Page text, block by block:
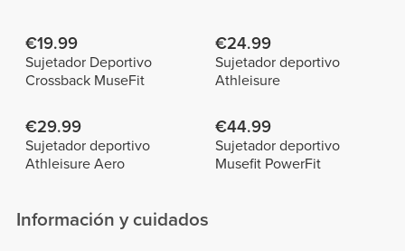
€19.99
Sujetador Deportivo
Crossback MuseFit
€24.99
Sujetador deportivo
Athleisure
€29.99
Sujetador deportivo
Athleisure Aero
€44.99
Sujetador deportivo
Musefit PowerFit
Información y cuidados